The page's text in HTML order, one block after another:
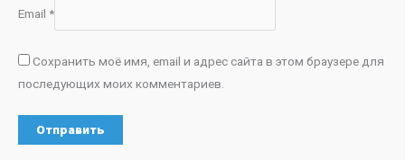
Email *
Сохранить моё имя, email и адрес сайта в этом браузере для
последующих моих комментариев.